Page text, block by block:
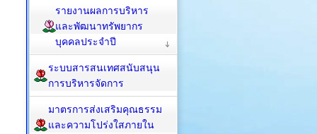
รายงานผลการบริหาร
และพัฒนาทรัพยากร
บุคคลประจำปี
ระบบสารสนเทศสนับสนุน
การบริหารจัดการ
มาตรการส่งเสริมคุณธรรม
และความโปร่งใสภายใน